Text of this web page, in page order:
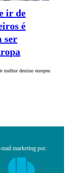
ir de
é
ser
melhor destino europeu
mail marketing por: